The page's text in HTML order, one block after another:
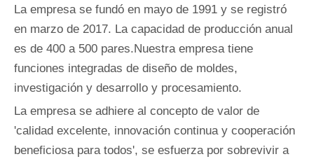
La empresa se fundó en mayo de 1991 y se registró
en marzo de 2017. La capacidad de producción anual
es de 400 a 500 pares.Nuestra empresa tiene
funciones integradas de diseño de moldes,
investigación y desarrollo y procesamiento.
La empresa se adhiere al concepto de valor de
'calidad excelente, innovación continua y cooperación
beneficiosa para todos', se esfuerza por sobrevivir a